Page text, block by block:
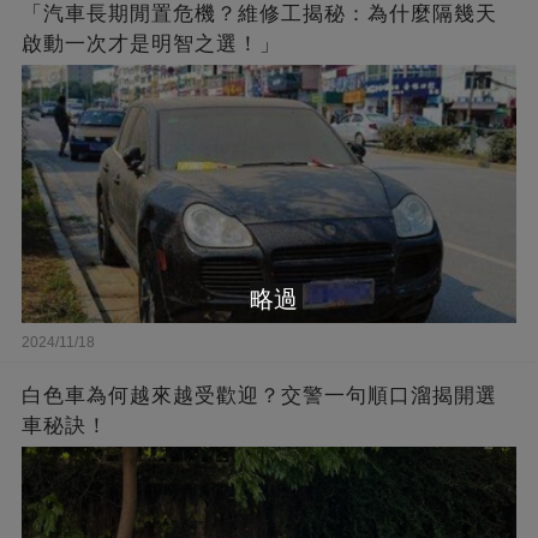
「汽車長期閒置危機？維修工揭秘：為什麼隔幾天
啟動一次才是明智之選！」
2024/11/18
白色車為何越來越受歡迎？交警一句順口溜揭開選
車秘訣！
略過